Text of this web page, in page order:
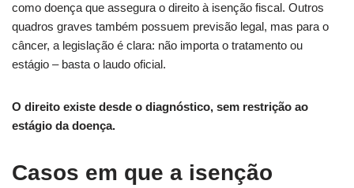
como doença que assegura o direito à isenção fiscal. Outros
quadros graves também possuem previsão legal, mas para o
câncer, a legislação é clara: não importa o tratamento ou
estágio – basta o laudo oficial.
O direito existe desde o diagnóstico, sem restrição ao
estágio da doença.
Casos em que a isenção